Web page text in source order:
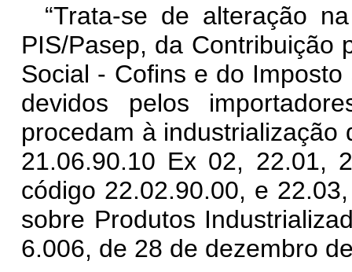
“Trata-se de alteração
PIS/Pasep, da Contribuição
Social - Cofins e do
devidos pelos
procedam à industrialização
21.06.90.10 Ex 02, 22.01,
código 22.02.90.00, e
sobre Produtos
6.006, de 28 de dezembro